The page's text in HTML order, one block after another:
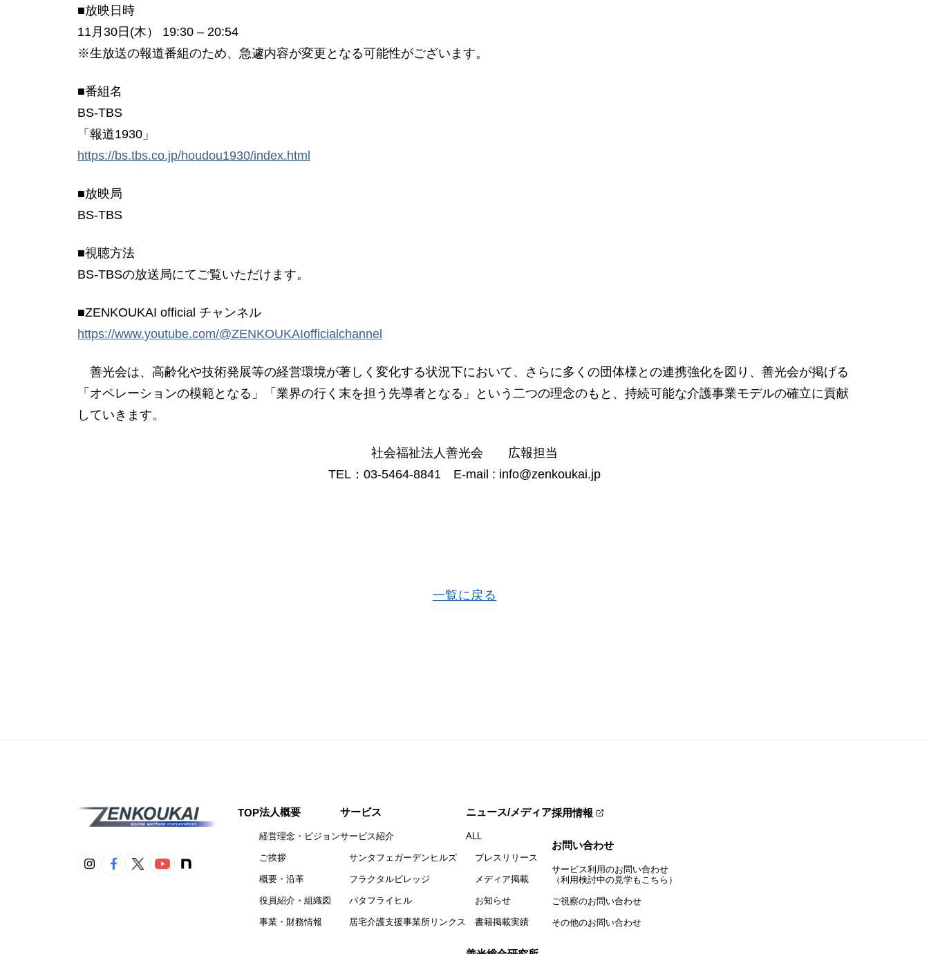
■放映日時
11月30日(木） 19:30 – 20:54
※生放送の報道番組のため、急遽内容が変更となる可能性がございます。
■番組名
BS-TBS
「報道1930」
https://bs.tbs.co.jp/houdou1930/index.html
■放映局
BS-TBS
■視聴方法
BS-TBSの放送局にてご覧いただけます。
■ZENKOUKAI official チャンネル
https://www.youtube.com/@ZENKOUKAIofficialchannel
善光会は、高齢化や技術発展等の経営環境が著しく変化する状況下において、さらに多くの団体様との連携強化を図り、善光会が掲げる
「オペレーションの模範となる」「業界の行く末を担う先導者となる」という二つの理念のもと、持続可能な介護事業モデルの確立に貢献
していきます。
社会福祉法人善光会 広報担当
TEL：03-5464-8841 E-mail : info@zenkoukai.jp
一覧に戻る
TOP法人概要
経営理念・ビジョン
ご挨拶
概要・沿革
役員紹介・組織図
事業・財務情報
サービス
サービス紹介
サンタフェガーデンヒルズ
フラクタルビレッジ
バタフライヒル
居宅介護支援事業所リンクス
ニュース/メディア
ALL
プレスリリース
メディア掲載
お知らせ
書籍掲載実績
採用情報
お問い合わせ
サービス利用のお問い合わせ
（利用検討中の見学もこちら）
ご視察のお問い合わせ
その他のお問い合わせ